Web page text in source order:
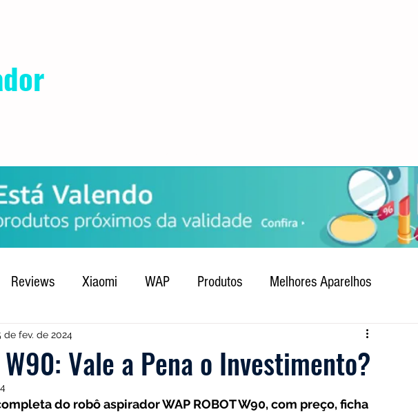
Reviews Xiaomi WAP Produtos Melhores Aparelhos
Guias Black & Decker
W90: Vale a Pena o Investimento?
de fev. de 2024
do robô aspirador WAP ROBOT W90, com preço, ficha